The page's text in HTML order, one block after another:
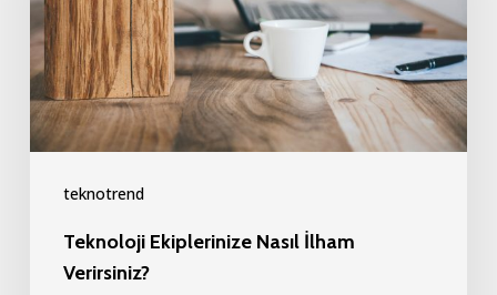
teknotrend
Verirsiniz?
Teknoloji Ekiplerinize Nasıl İlham
Verirsiniz?